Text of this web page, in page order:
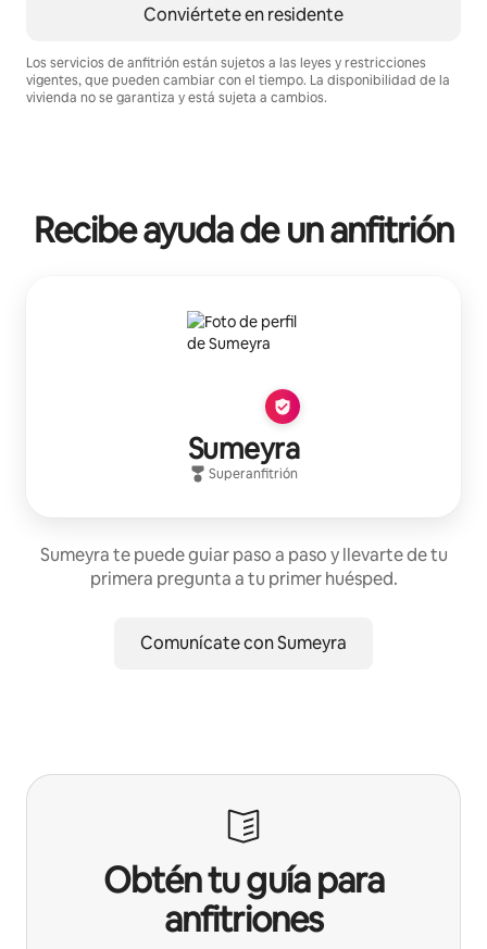
Conviértete en residente
Los servicios de anfitrión están sujetos a las leyes y restricciones
vigentes, que pueden cambiar con el tiempo. La disponibilidad de la
vivienda no se garantiza y está sujeta a cambios.
Recibe ayuda de un anfitrión
Sumeyra
Superanfitrión
Sumeyra te puede guiar paso a paso y llevarte de tu
primera pregunta a tu primer huésped.
Comunícate con Sumeyra
Obtén tu guía para
anfitriones